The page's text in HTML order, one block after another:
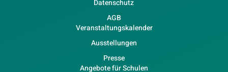
Datenschutz
AGB
Veranstaltungskalender
Ausstellungen
Presse
Angebote für Schulen